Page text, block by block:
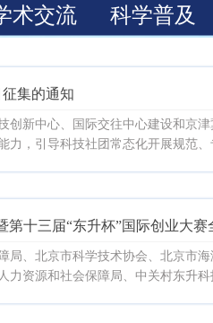
集的通知
中心、国际交往中心建设和京津
力，引导科技社团常态化开展规范
第十三届“东升杯”国际创业大
局、北京市科学技术协会、北京市
力资源和社会保障局、中关村东升科